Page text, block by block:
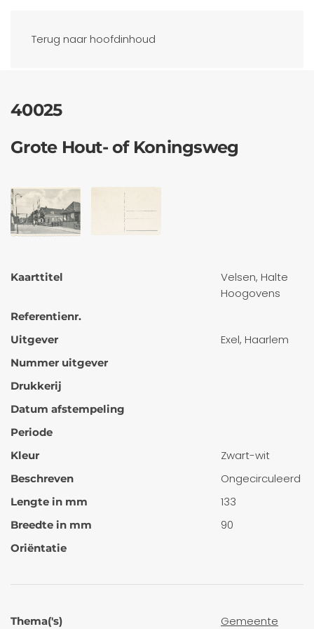
Terug naar hoofdinhoud
Ansichtkaarten
40025
Grote Hout- of Koningsweg
Kaarttitel
Velsen, Halte
Hoogovens
Referentienr.
Uitgever
Exel, Haarlem
Nummer uitgever
Drukkerij
Datum afstempeling
Periode
Kleur
Zwart-wit
Beschreven Ongecirculeerd
Lengte in mm 133
Breedte in mm 90
Oriëntatie
Thema('s) Gemeente